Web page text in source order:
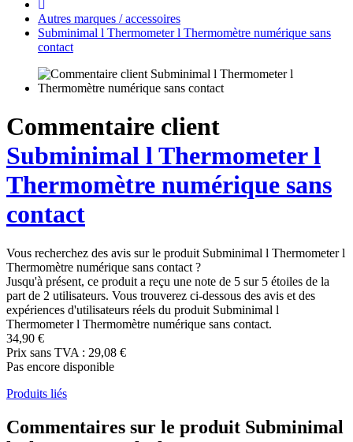
Autres marques / accessoires
Subminimal l Thermometer l Thermomètre numérique sans
contact
Commentaire client
Subminimal l Thermometer l
Thermomètre numérique sans
contact
Vous recherchez des avis sur le produit Subminimal l Thermometer l
Thermomètre numérique sans contact ?
Jusqu'à présent, ce produit a reçu une note de 5 sur 5 étoiles de la
part de 2 utilisateurs. Vous trouverez ci-dessous des avis et des
expériences d'utilisateurs réels du produit Subminimal l
Thermometer l Thermomètre numérique sans contact.
34,90 €
Prix sans TVA : 29,08 €
Pas encore disponible
Produits liés
Commentaires sur le produit Subminimal